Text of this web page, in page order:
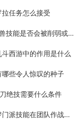
任务怎么接受
乱斗西游2年兽技能是否会被削弱或加强
西游中的作用是什么
些令人惊叹的种子
绝技需要什么条件
诛仙手游云梦门派技能在团队作战中有何优势